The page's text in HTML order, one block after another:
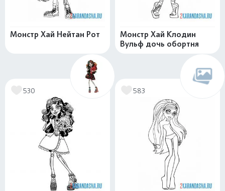
Монстр Хай Нейтан Рот
Монстр Хай Клодин
Вульф дочь обортня
530 583